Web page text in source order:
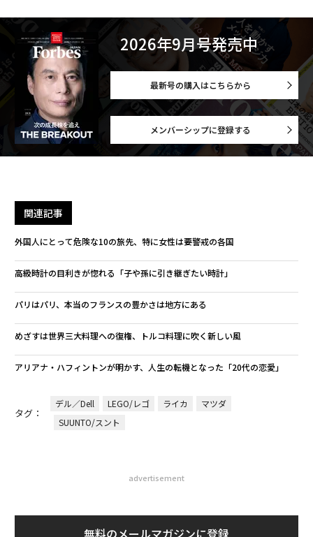
2026年9月号発売中
最新号の購入はこちらから
メンバーシップに登録する
関連記事
外国人にとって危険な10の旅先、特に女性は要警戒の各国
高級時計の目利きが惚れる「子や孫に引き継ぎたい時計」
パリはパリ、本当のフランスの豊かさは地方にある
めざすは世界三大料理への復権、トルコ料理に吹く新しい風
アリアナ・ハフィントンが明かす、人生の転機となった「20代の恋愛」
タグ：
デル／Dell LEGO/レゴ ライカ
マツダ
SUUNTO/スント
advertisement
無料のメールマガジンに登録